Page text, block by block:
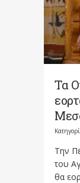
Τα
Την
του
θα